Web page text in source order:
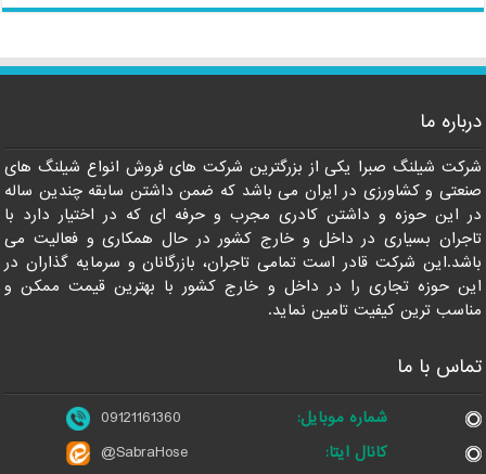
درباره ما
شرکت شیلنگ صبرا یکی از بزرگترین شرکت های فروش انواع شیلنگ های
صنعتی و کشاورزی در ایران می باشد که ضمن داشتن سابقه چندین ساله
در این حوزه و داشتن کادری مجرب و حرفه ای که در اختیار دارد با
تاجران بسیاری در داخل و خارج کشور در حال همکاری و فعالیت می
باشد.این شرکت قادر است تمامی تاجران، بازرگانان و سرمایه گذاران در
این حوزه تجاری را در داخل و خارج کشور با بهترین قیمت ممکن و
مناسب ترین کیفیت تامین نماید.
تماس با ما
شماره موبایل:
09121161360
کانال ایتا:
@SabraHose